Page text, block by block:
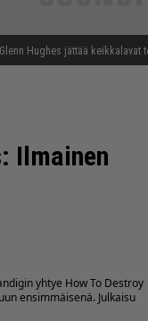
Glenn Hughes jättää keikkalavat
Ilmainen
yhtye How To Destroy
ensimmäisenä. Julkaisu